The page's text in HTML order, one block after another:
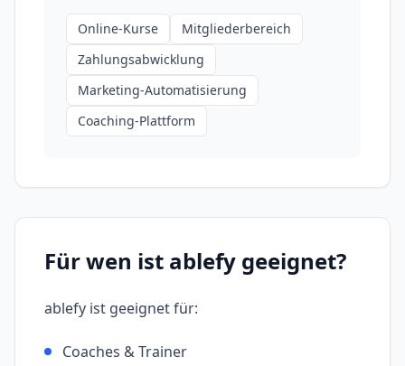
Online-Kurse
Mitgliederbereich
Zahlungsabwicklung
Marketing-Automatisierung
Coaching-Plattform
Für wen ist ablefy geeignet?
ablefy ist geeignet für:
Coaches & Trainer